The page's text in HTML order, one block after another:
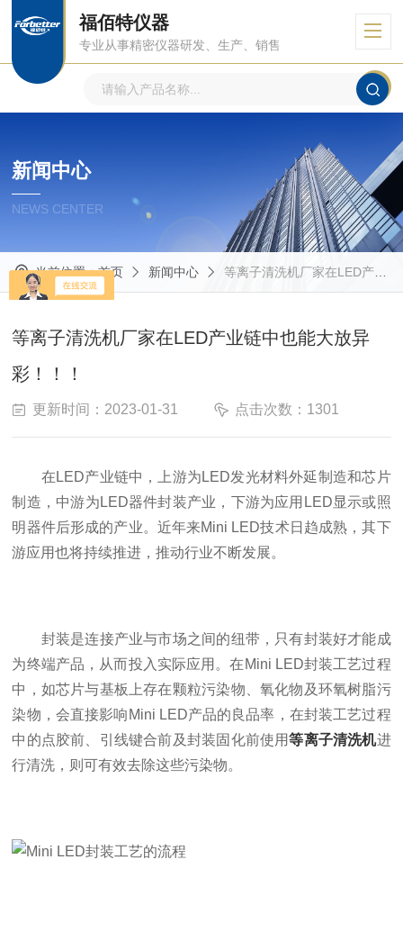
福佰特仪器
专业从事精密仪器研发、生产、销售
新闻中心
NEWS CENTER
当前位置：首页 新闻中心 等离子清洗机厂家在LED产业链中也能大放异彩！！！
等离子清洗机厂家在LED产业链中也能大放异
彩！！！
更新时间：2023-01-31 点击次数：1301
在LED产业链中，上游为LED发光材料外延制造和芯片
制造，中游为LED器件封装产业，下游为应用LED显示或照
明器件后形成的产业。近年来Mini LED技术日趋成熟，其下
游应用也将持续推进，推动行业不断发展。
封装是连接产业与市场之间的纽带，只有封装好才能成
为终端产品，从而投入实际应用。在Mini LED封装工艺过程
中，如芯片与基板上存在颗粒污染物、氧化物及环氧树脂污
染物，会直接影响Mini LED产品的良品率，在封装工艺过程
中的点胶前、引线键合前及封装固化前使用等离子清洗机进
行清洗，则可有效去除这些污染物。